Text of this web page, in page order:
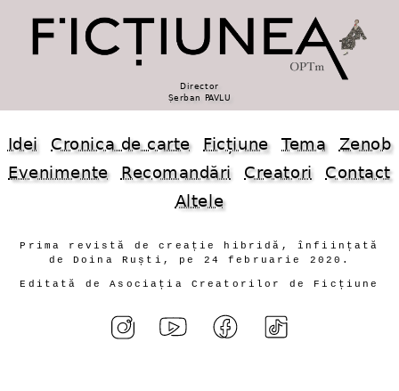
Director
Șerban PAVLU
Idei Cronica de carte Ficțiune Tema
Zenob
Evenimente
Recomandări Creatori
Contact
Altele
Prima revistă de creație hibridă, înființată
de Doina Ruști, pe 24 februarie 2020.
Editată de Asociația Creatorilor de Ficțiune